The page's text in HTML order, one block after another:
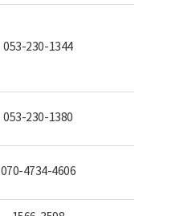
053-230-1344
053-230-1380
070-4734-4606